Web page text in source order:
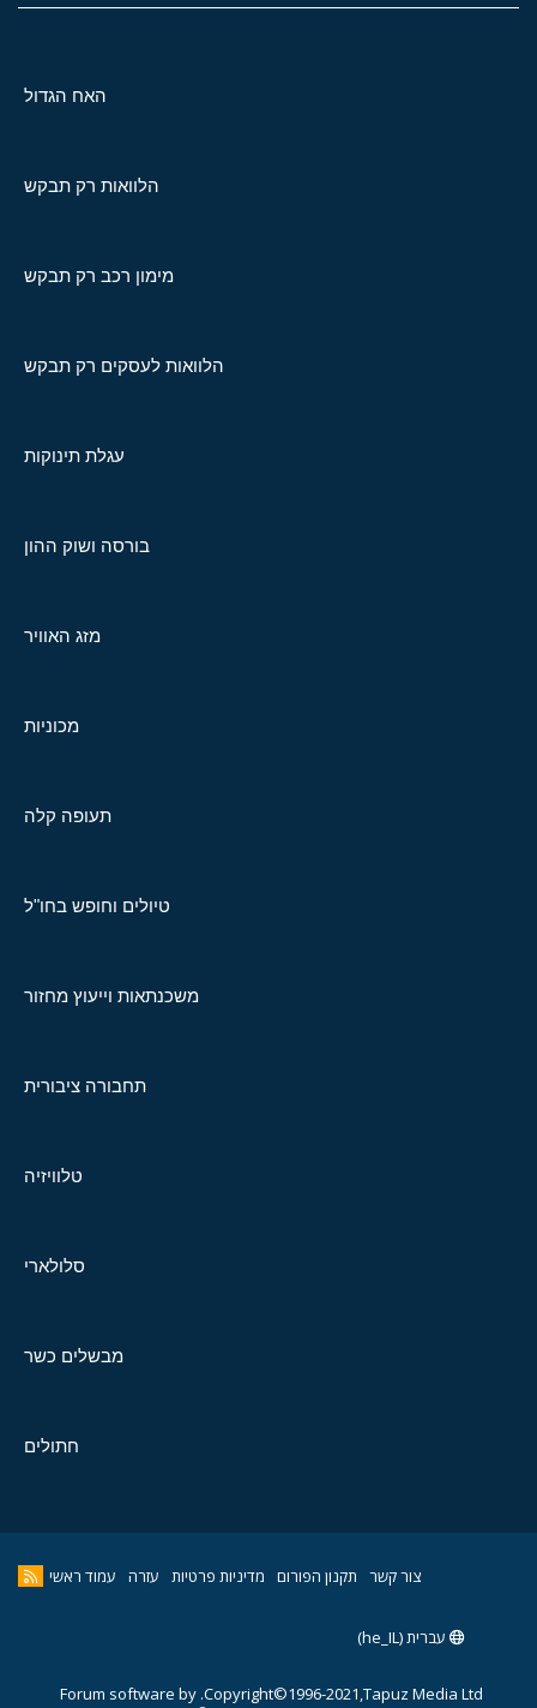
האח הגדול
הלוואות רק תבקש
מימון רכב רק תבקש
הלוואות לעסקים רק תבקש
עגלת תינוקות
בורסה ושוק ההון
מזג האוויר
מכוניות
תעופה קלה
טיולים וחופש בחו"ל
משכנתאות וייעוץ מחזור
תחבורה ציבורית
טלוויזיה
סלולארי
מבשלים כשר
חתולים
צור קשר תקנון הפורום מדיניות פרטיות עזרה עמוד ראשי
עברית (he_IL)
Copyright©1996-2021,Tapuz Media Ltd.
Forum software by